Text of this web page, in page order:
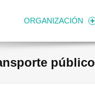
ORGANIZACIÓN
público